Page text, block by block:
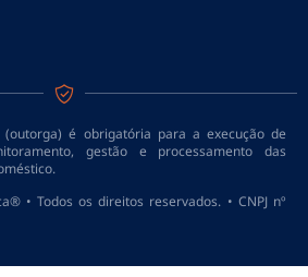
(outorga) é obrigatória para a execução de
gestão e processamento das
• Todos os direitos reservados. • CNPJ nº